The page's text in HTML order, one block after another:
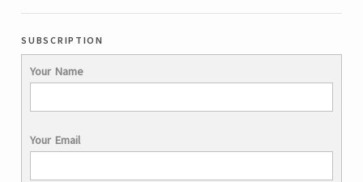
subscription
Your Name
Your Email